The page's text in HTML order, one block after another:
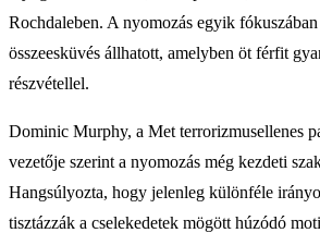
Rochdaleben. A nyomozás egyik
összeesküvés állhatott, amelyben öt férfit
részvétellel.
Dominic Murphy, a Met terrorizmusellenes
vezetője szerint a nyomozás még kezdeti
Hangsúlyozta, hogy jelenleg különféle
tisztázzák a cselekedetek mögött húzódó